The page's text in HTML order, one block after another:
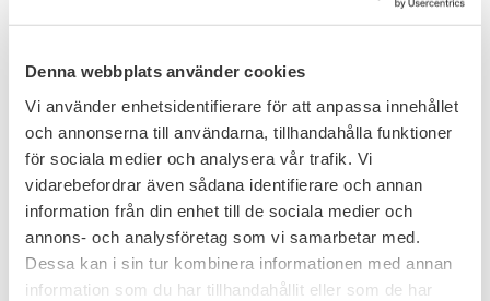
Denna webbplats använder cookies
Vi använder enhetsidentifierare för att anpassa innehållet
och annonserna till användarna, tillhandahålla funktioner
för sociala medier och analysera vår trafik. Vi
vidarebefordrar även sådana identifierare och annan
information från din enhet till de sociala medier och
annons- och analysföretag som vi samarbetar med.
Dessa kan i sin tur kombinera informationen med annan
information som du har tillhandahållit eller som de har
Add to favorites
Yakeda Taktisk
Camelback Ryggsäck 2L
Ger dig en jämn vätskenivå
under en längre tid.
Add to favorites
Taktiskt Militär Bälte
Quick Release
Modernt skärp med Cobra
spänne.